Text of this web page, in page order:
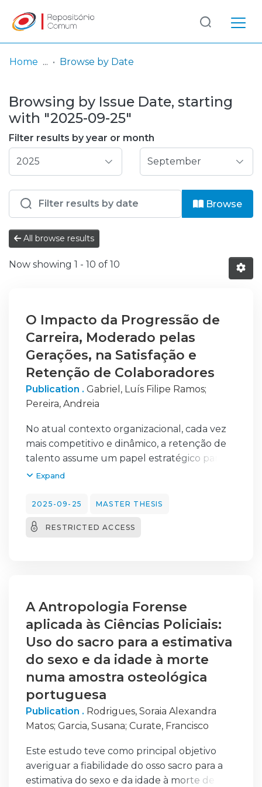
& Collections
Browse repository
Entities
Log
In
(current)
Home Browse by Date
Browsing by Issue Date, starting
with "2025-09-25"
Filter results by year or month
Browse
All browse results
Now showing 1 - 10 of 10
O Impacto da Progressão de
Carreira, Moderado pelas
Gerações, na Satisfação e
Retenção de Colaboradores
Publication . Gabriel, Luís Filipe Ramos;
Pereira, Andreia
No atual contexto organizacional, cada vez
mais competitivo e dinâmico, a retenção de
talento assume um papel estratégico para a
sustentabilidade das empresas. A presente
impacto da progressão de carreira na
papel mediador da satisfação no trabalho e
operacionalizado através de uma
metodologia quantitativa e os dados
recolhidos através da Escala de Satisfação no
Trabalho, da Escala de Intenção de
Turnover e Escala de Desenvolvimento de
Carreira. Os resultados obtidos demonstram
que a progressão de carreira influencia
positivamente a retenção dos colaboradores,
sendo esta relação significativamente
Adicionalmente, verificou-se que as
diferenças geracionais moderam esta
relação, reforçando a necessidade de
Expand
2025-09-25 MASTER THESIS
RESTRICTED ACCESS
A Antropologia Forense
aplicada às Ciências Policiais:
Uso do sacro para a estimativa
do sexo e da idade à morte
numa amostra osteológica
portuguesa
Publication . Rodrigues, Soraia Alexandra
Matos; Garcia, Susana; Curate, Francisco
Este estudo teve como principal objetivo
averiguar a fiabilidade do osso sacro para a
estimativa do sexo e da idade à morte de